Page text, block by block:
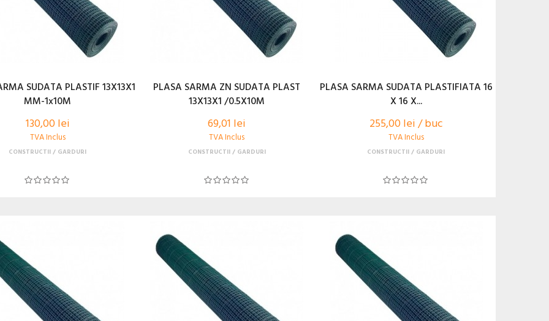
SUDATA PLASTIF 13X13X1
MM-1x10M
130,00 lei
TVA Inclus
CONSTRUCTII GARDURI
PLASA SARMA ZN SUDATA PLAST
13X13X1 /0.5X10M
69,01 lei
TVA Inclus
CONSTRUCTII GARDURI
PLASA SARMA SUDATA PLASTIFIATA 16
X 16 X...
255,00 lei / buc
TVA Inclus
CONSTRUCTII GARDURI